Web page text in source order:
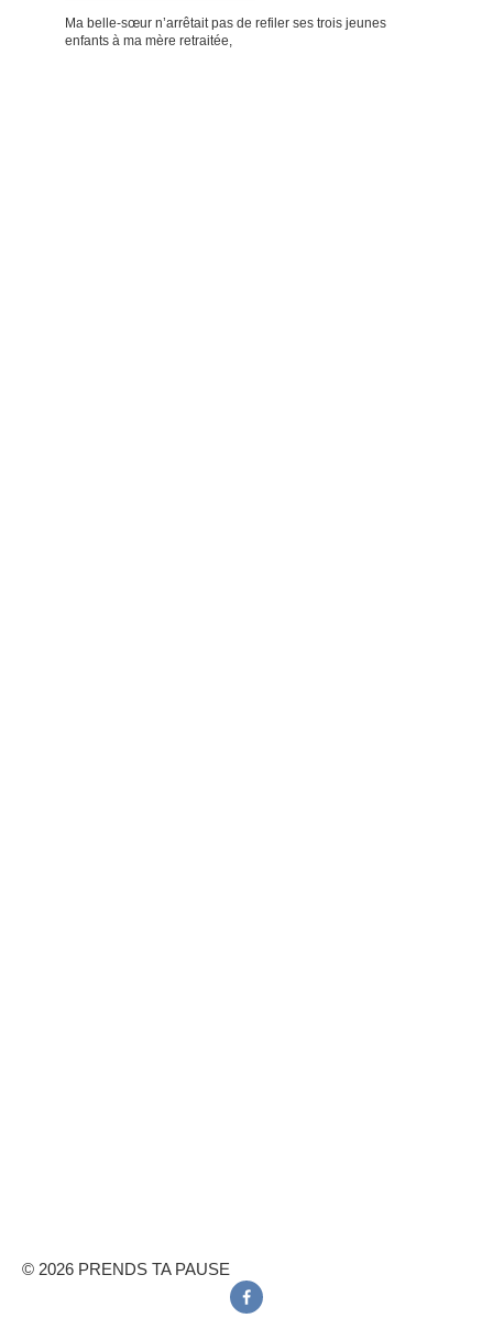
Ma belle-sœur n’arrêtait pas de refiler ses trois jeunes
enfants à ma mère retraitée,
© 2026 PRENDS TA PAUSE